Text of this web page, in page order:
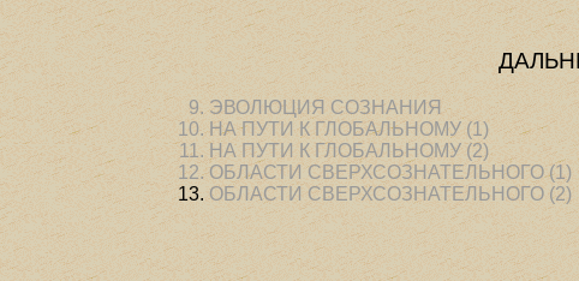
ЭВОЛЮЦИЯ СОЗНАНИЯ
НА ПУТИ К ГЛОБАЛЬНОМУ (1)
НА ПУТИ К ГЛОБАЛЬНОМУ (2)
ОБЛАСТИ СВЕРХСОЗНАТЕЛЬНОГО (1)
ОБЛАСТИ СВЕРХСОЗНАТЕЛЬНОГО (2)